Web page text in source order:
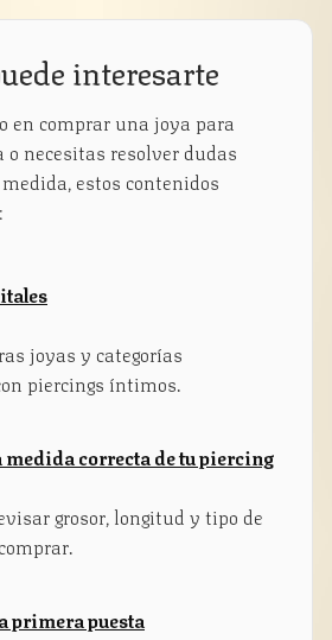
interesarte
en comprar una joya para
necesitas resolver dudas
estos contenidos
joyas y categorías
piercings íntimos.
medida correcta de tu piercing
grosor, longitud y tipo de
primera puesta